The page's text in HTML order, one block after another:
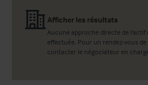
Afficher les résultats
Aucune approche directe de l'actif
effectuée. Pour un rendez-vous de
contacter le négociateur en